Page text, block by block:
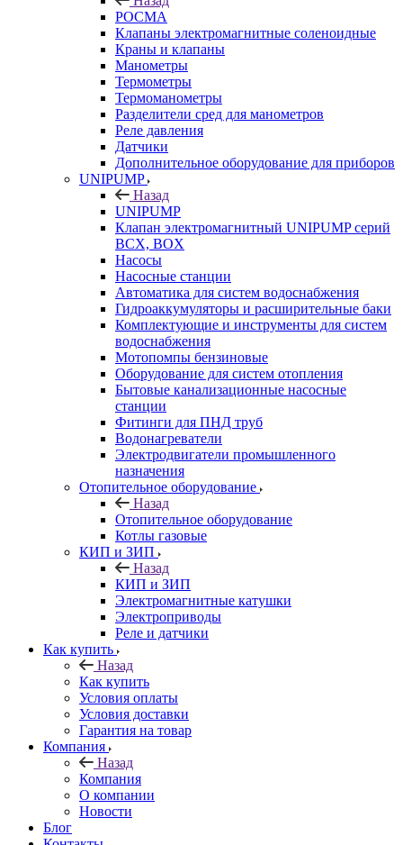
РОСМА
Клапаны электромагнитные соленоидные
Краны и клапаны
Манометры
Термометры
Термоманометры
Разделители сред для манометров
Реле давления
Датчики
Дополнительное оборудование для приборов
UNIPUMP
Назад
UNIPUMP
Клапан электромагнитный UNIPUMP серий
BCX, BOX
Насосы
Насосные станции
Автоматика для систем водоснабжения
Гидроаккумуляторы и расширительные баки
Комплектующие и инструменты для систем
водоснабжения
Мотопомпы бензиновые
Оборудование для систем отопления
Бытовые канализационные насосные
станции
Фитинги для ПНД труб
Водонагреватели
Электродвигатели промышленного
назначения
Отопительное оборудование
Назад
Отопительное оборудование
Котлы газовые
КИП и ЗИП
Назад
КИП и ЗИП
Электромагнитные катушки
Электроприводы
Реле и датчики
Как купить
Назад
Как купить
Условия оплаты
Условия доставки
Гарантия на товар
Компания
Назад
Компания
О компании
Новости
Блог